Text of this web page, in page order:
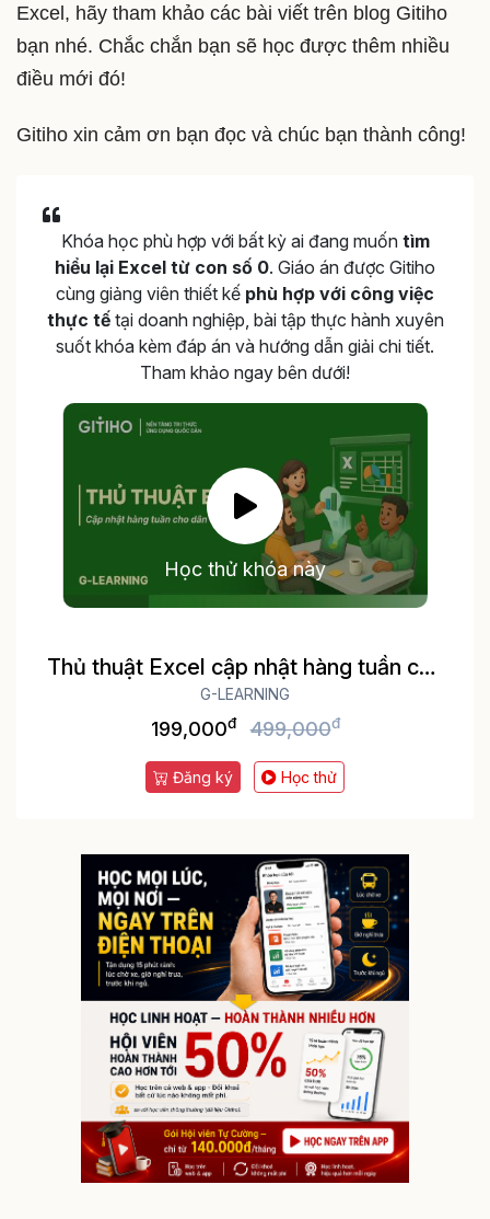
Excel, hãy tham khảo các bài viết trên blog Gitiho
bạn nhé. Chắc chắn bạn sẽ học được thêm nhiều
điều mới đó!
Gitiho xin cảm ơn bạn đọc và chúc bạn thành công!
Khóa học phù hợp với bất kỳ ai đang muốn tìm
hiểu lại Excel từ con số 0. Giáo án được Gitiho
cùng giảng viên thiết kế phù hợp với công việc
thực tếtại doanh nghiệp, bài tập thực hành xuyên
suốt khóa kèm đáp án và hướng dẫn giải chi tiết.
Tham khảo ngay bên dưới!
Học thử khóa này
Thủ thuật Excel cập nhật hàng tuần cho
dân văn phòng
G-LEARNING
199,000đ 499,000đ
Đăng ký Học thử